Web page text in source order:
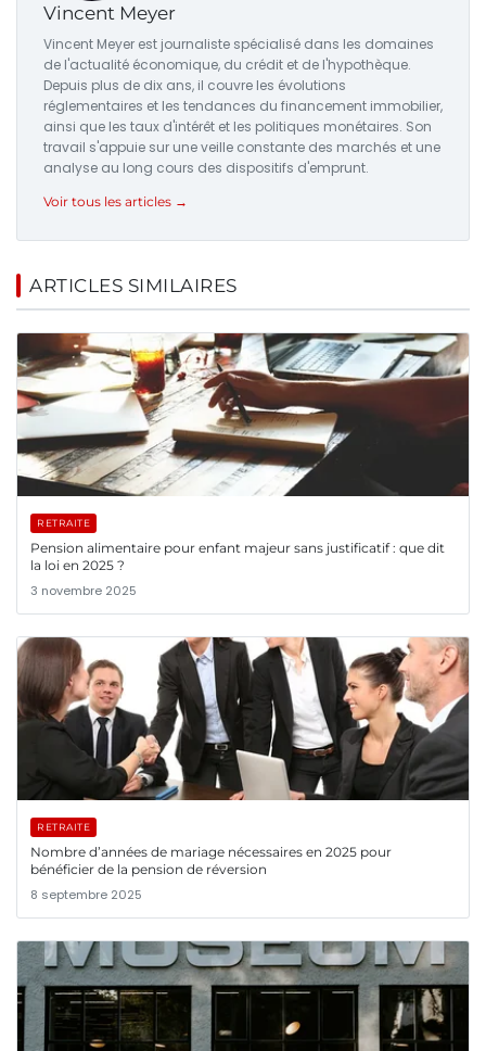
Vincent Meyer
Vincent Meyer est journaliste spécialisé dans les domaines
de l'actualité économique, du crédit et de l'hypothèque.
Depuis plus de dix ans, il couvre les évolutions
réglementaires et les tendances du financement immobilier,
ainsi que les taux d'intérêt et les politiques monétaires. Son
travail s'appuie sur une veille constante des marchés et une
analyse au long cours des dispositifs d'emprunt.
Voir tous les articles →
ARTICLES SIMILAIRES
RETRAITE
Pension alimentaire pour enfant majeur sans justificatif : que dit
la loi en 2025 ?
3 novembre 2025
RETRAITE
Nombre d’années de mariage nécessaires en 2025 pour
bénéficier de la pension de réversion
8 septembre 2025